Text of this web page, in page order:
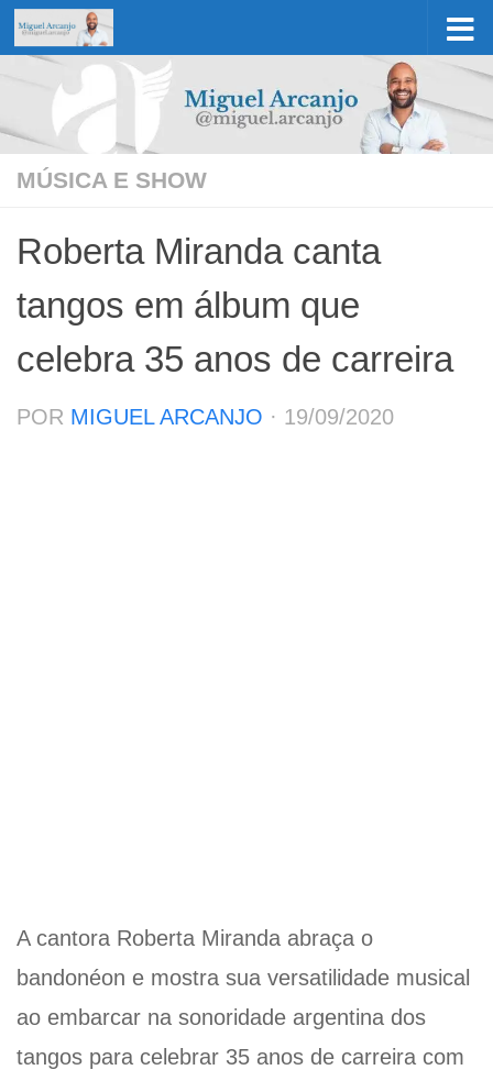
Skip to content
MÚSICA E SHOW
Roberta Miranda canta
tangos em álbum que
celebra 35 anos de carreira
POR MIGUEL ARCANJO · 19/09/2020
A cantora Roberta Miranda abraça o
bandonéon e mostra sua versatilidade musical
ao embarcar na sonoridade argentina dos
tangos para celebrar 35 anos de carreira com